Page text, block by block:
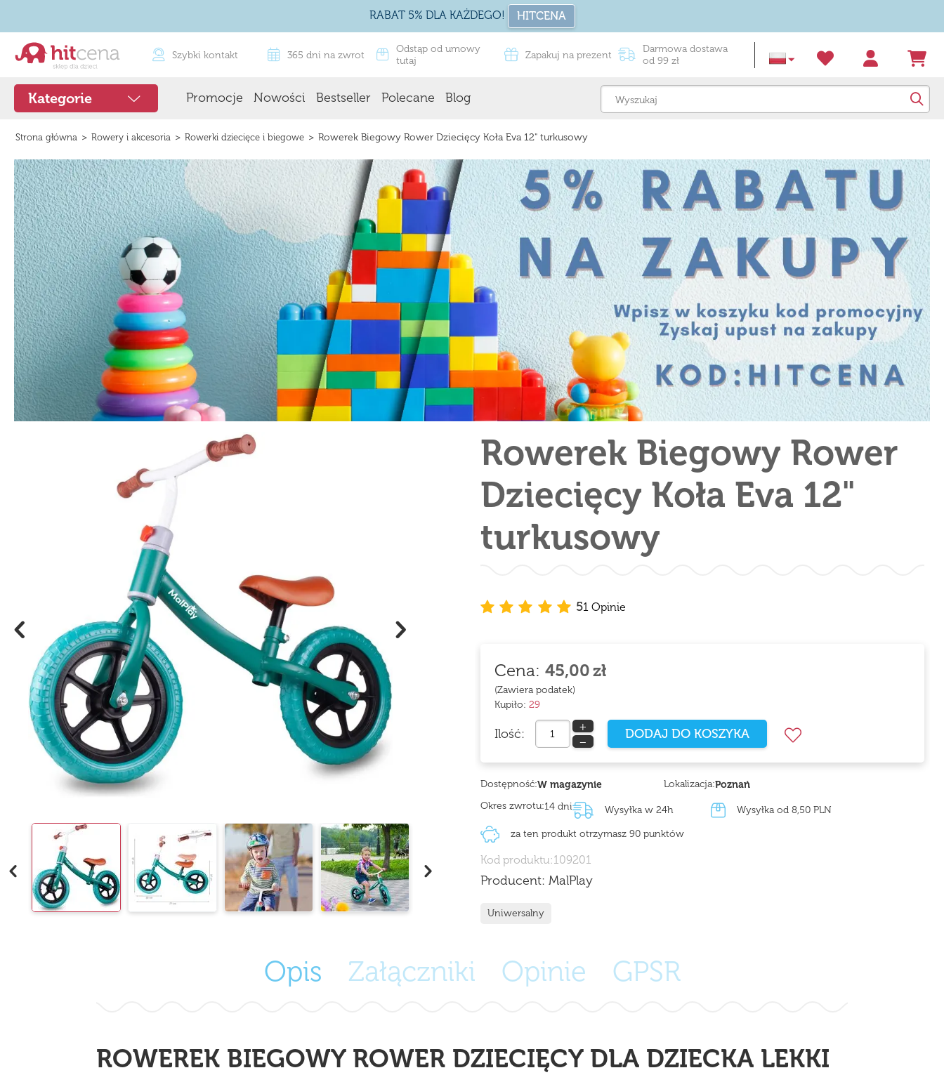
RABAT 5% DLA KAŻDEGO! HITCENA
Szybki kontakt 365 dni na zwrot
Odstąp od umowy
tutaj
Zapakuj na prezent
Darmowa dostawa
od 99 zł
Kategorie Promocje Nowości Bestseller Polecane Blog
Strona główna > Rowery i akcesoria > Rowerki dziecięce i biegowe > Rowerek Biegowy Rower Dziecięcy Koła Eva 12" turkusowy
Rowerek Biegowy Rower
Dziecięcy Koła Eva 12"
turkusowy
51 Opinie
Cena: 45,00zł
(Zawiera podatek)
Kupiło: 29
Ilość:
+
−
DODAJ DO KOSZYKA
Dostępność:W magazynie Lokalizacja:Poznań
Okres zwrotu:14 dni
za ten produkt otrzymasz 90 punktów
Wysyłka w 24h Wysyłka od 8,50 PLN
Kod produktu:109201
Producent: MalPlay
Uniwersalny
Opis Załączniki Opinie GPSR
ROWEREK BIEGOWY ROWER DZIECIĘCY DLA DZIECKA LEKKI